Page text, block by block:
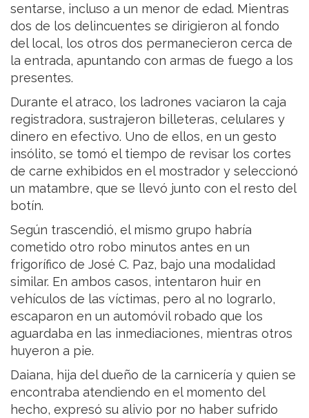
sentarse, incluso a un menor de edad. Mientras
dos de los delincuentes se dirigieron al fondo
del local, los otros dos permanecieron cerca de
la entrada, apuntando con armas de fuego a los
presentes.
Durante el atraco, los ladrones vaciaron la caja
registradora, sustrajeron billeteras, celulares y
dinero en efectivo. Uno de ellos, en un gesto
insólito, se tomó el tiempo de revisar los cortes
de carne exhibidos en el mostrador y seleccionó
un matambre, que se llevó junto con el resto del
botín.
Según trascendió, el mismo grupo habría
cometido otro robo minutos antes en un
frigorífico de José C. Paz, bajo una modalidad
similar. En ambos casos, intentaron huir en
vehículos de las víctimas, pero al no lograrlo,
escaparon en un automóvil robado que los
aguardaba en las inmediaciones, mientras otros
huyeron a pie.
Daiana, hija del dueño de la carnicería y quien se
encontraba atendiendo en el momento del
hecho, expresó su alivio por no haber sufrido